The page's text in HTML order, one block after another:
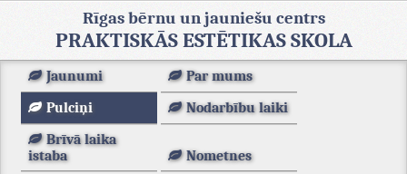
Rīgas bērnu un jauniešu centrs
PRAKTISKĀS ESTĒTIKAS SKOLA
Jaunumi
Par mums
Pulciņi
Nodarbību laiki
Brīvā laika
istaba
Nometnes